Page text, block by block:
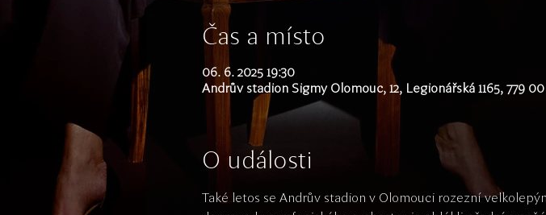
Čas a místo
06. 6. 2025 19:30
Andrův stadion Sigmy Olomouc, 12, Legionářská 1165, 779
O události
Také letos se Andrův stadion v Olomouci rozezní